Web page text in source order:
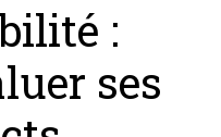
:
ses